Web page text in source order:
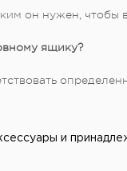
он нужен, чтобы
ящику?
и